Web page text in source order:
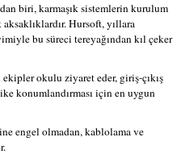
biri, karmaşık sistemlerin kurulum
Hursoft, yıllara
bu süreci tereyağından kıl çeker
okulu ziyaret eder, giriş-çıkış
konumlandırması için en uygun
engel olmadan, kablolama ve